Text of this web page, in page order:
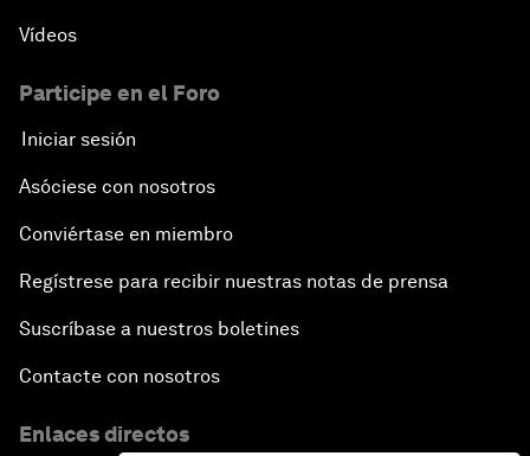
Vídeos
Participe en el Foro
Iniciar sesión
Asóciese con nosotros
Conviértase en miembro
Regístrese para recibir nuestras notas de prensa
Suscríbase a nuestros boletines
Contacte con nosotros
Enlaces directos